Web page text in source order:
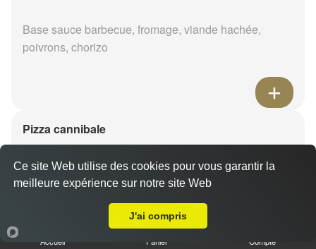
Base sauce barbecue, fromage, viande hachée,
poivrons, chorizo
Pizza cannibale
14.00 €
Base sauce barbecue, fromage, viande hachée,
Accueil Panier Compte
Ce site Web utilise des cookies pour vous garantir la
meilleure expérience sur notre site Web
J'ai compris